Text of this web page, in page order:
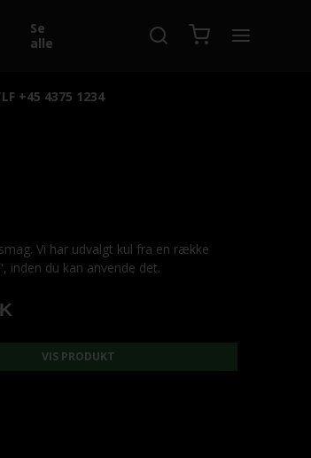
Se
alle
+45 4375 1234
Vi har udvalgt kul fra en række
inden du kan anvende det.
VIS PRODUKT